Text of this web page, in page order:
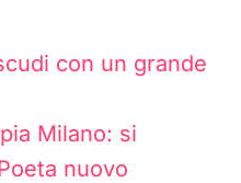
con un grande
Milano: si
nuovo